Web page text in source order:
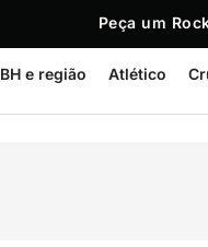
Peça um
BH e região Atlético